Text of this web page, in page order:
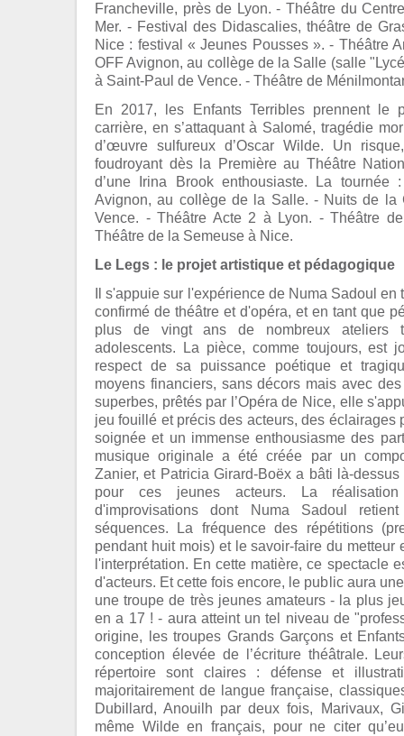
Francheville, près de Lyon. - Théâtre du
Mer. - Festival des Didascalies, théâtre de
Nice : festival « Jeunes Pousses ». - Théâtre
OFF Avignon, au collège de la Salle (salle
à Saint-Paul de Vence. - Théâtre de
En 2017, les Enfants Terribles prennent le
carrière, en s’attaquant à Salomé, tragédie
d’œuvre sulfureux d’Oscar Wilde. Un
foudroyant dès la Première au Théâtre
d’une Irina Brook enthousiaste. La
Avignon, au collège de la Salle. - Nuits de la
Vence. - Théâtre Acte 2 à Lyon. - Théâtre
Théâtre de la Semeuse à Nice.
Le Legs : le projet artistique et pédagogique
Il s'appuie sur l'expérience de Numa Sadoul
confirmé de théâtre et d'opéra, et en tant que
plus de vingt ans de nombreux ateliers
adolescents. La pièce, comme toujours, est
respect de sa puissance poétique et
moyens financiers, sans décors mais avec
superbes, prêtés par l’Opéra de Nice, elle
jeu fouillé et précis des acteurs, des éclairages
soignée et un immense enthousiasme des
musique originale a été créée par un
Zanier, et Patricia Girard-Boëx a bâti là-
pour ces jeunes acteurs. La
d'improvisations dont Numa Sadoul
séquences. La fréquence des répétitions
pendant huit mois) et le savoir-faire du metteur
l'interprétation. En cette matière, ce spectacle
d'acteurs. Et cette fois encore, le public aura
une troupe de très jeunes amateurs - la plus
en a 17 ! - aura atteint un tel niveau de
origine, les troupes Grands Garçons et
conception élevée de l’écriture théâtrale.
répertoire sont claires : défense et
majoritairement de langue française,
Dubillard, Anouilh par deux fois, Marivaux,
même Wilde en français, pour ne citer